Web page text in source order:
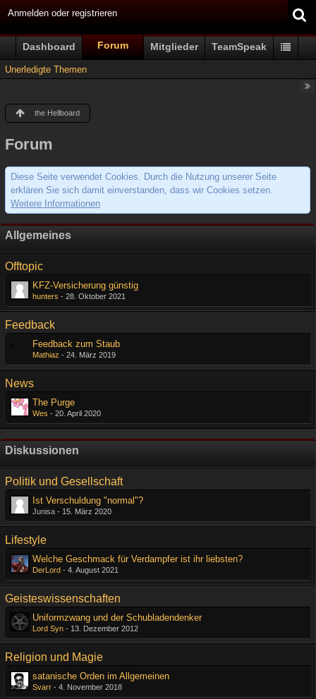
Anmelden oder registrieren
Dashboard Forum Mitglieder TeamSpeak
Unerledigte Themen
the Hellboard
Forum
Diese Seite verwendet Cookies. Durch die Nutzung unserer Seite
erklären Sie sich damit einverstanden, dass wir Cookies setzen.
Weitere Informationen
Allgemeines
Offtopic
KFZ-Versicherung günstig
hunters - 28. Oktober 2021
Feedback
Feedback zum Staub
Mathiaz - 24. März 2019
News
The Purge
Wes - 20. April 2020
Diskussionen
Politik und Gesellschaft
Ist Verschuldung "normal"?
Junisa - 15. März 2020
Lifestyle
Welche Geschmack für Verdampfer ist ihr liebsten?
DerLord - 4. August 2021
Geisteswissenschaften
Uniformzwang und der Schubladendenker
Lord Syn - 13. Dezember 2012
Religion und Magie
satanische Orden im Allgemeinen
Svarr - 4. November 2018